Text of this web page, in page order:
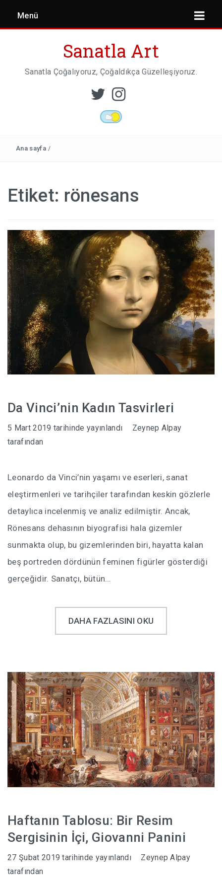
Menü
HABERLER
Sanatla Art
Sanatla Çoğalıyoruz, Çoğaldıkça Güzelleşiyoruz.
Ana sayfa /
Etiket: rönesans
Da Vinci’nin Kadın Tasvirleri
5 Mart 2019 tarihinde yayınlandı
Zeynep Alpay
tarafından
Leonardo da Vinci’nin yaşamı ve eserleri, sanat
eleştirmenleri ve tarihçiler tarafından keskin gözlerle
detaylıca incelenmiş ve analiz edilmiştir. Ancak,
Rönesans dehasının biyografisi hala gizemler
sunmakta olup, bu gizemlerinden biri, hayatta kalan
beş portreden dördünün feminen figürler gösterdiği
gerçeğidir. Sanatçı, bütün…
DAHA FAZLASINI OKU
Haftanın Tablosu: Bir Resim
Sergisinin İçi, Giovanni Panini
27 Şubat 2019 tarihinde yayınlandı
Zeynep Alpay
tarafından